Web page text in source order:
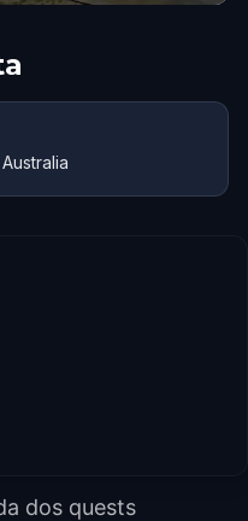
dos quests